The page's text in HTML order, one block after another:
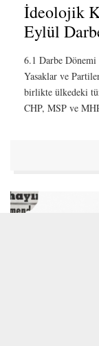
İdeolojik
Eylül
6.1 Darbe
Yasaklar ve
birlikte ülkedeki
CHP, MSP ve